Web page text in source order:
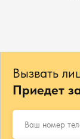
Вызвать
Приедет